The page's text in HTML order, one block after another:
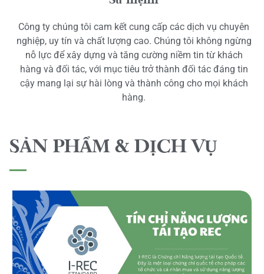
Công ty chúng tôi cam kết cung cấp các dịch vụ chuyên
nghiệp, uy tín và chất lượng cao. Chúng tôi không ngừng
nỗ lực để xây dựng và tăng cường niềm tin từ khách
hàng và đối tác, với mục tiêu trở thành đối tác đáng tin
cậy mang lại sự hài lòng và thành công cho mọi khách
hàng.
SẢN PHẨM & DỊCH VỤ